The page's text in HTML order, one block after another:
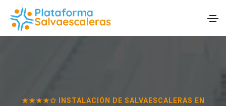
★★★★✩ INSTALACIÓN DE SALVAESCALERAS EN